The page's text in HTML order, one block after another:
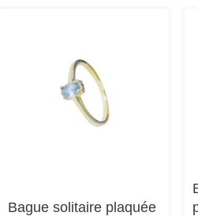
Bague solitaire plaquée